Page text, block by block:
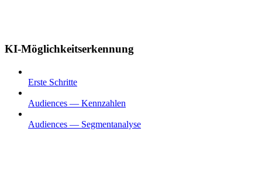
KI-Möglichkeitserkennung
Erste Schritte
Audiences — Kennzahlen
Audiences — Segmentanalyse